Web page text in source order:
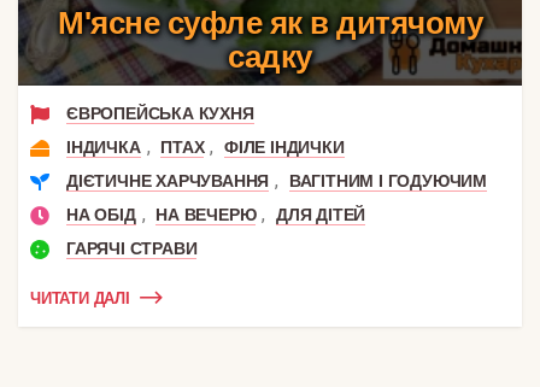
М'ясне суфле як в дитячому
садку
ЄВРОПЕЙСЬКА КУХНЯ
ІНДИЧКА , ПТАХ ,
ФІЛЕ ІНДИЧКИ
ДІЄТИЧНЕ ХАРЧУВАННЯ ,
ВАГІТНИМ І ГОДУЮЧИМ
НА ОБІД , НА ВЕЧЕРЮ ,
ДЛЯ ДІТЕЙ
ГАРЯЧІ СТРАВИ
ЧИТАТИ ДАЛІ